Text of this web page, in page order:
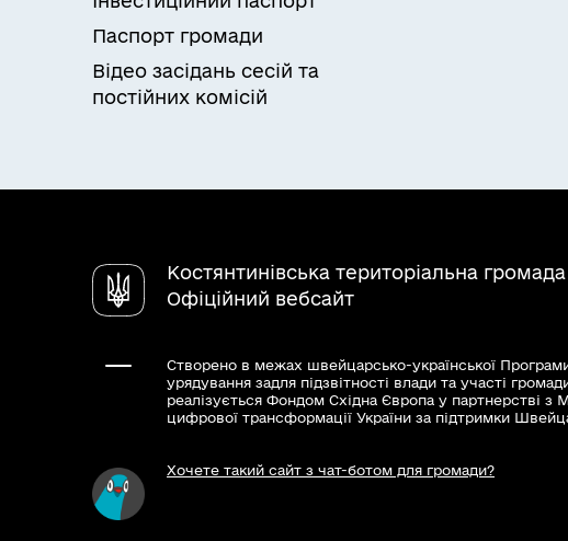
Паспорт громади
Відео засідань сесій та
постійних комісій
Костянтинівська територіальна громада
Офіційний вебсайт
Створено в межах швейцарсько-української
урядування задля підзвітності влади та участі
реалізується Фондом Східна Європа у партнерстві з
цифрової трансформації України за підтримки
Хочете такий сайт з чат-ботом для громади?